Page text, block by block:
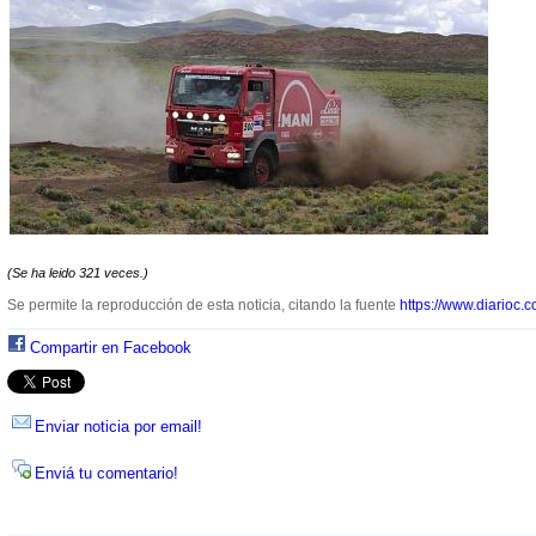
(Se ha leido 321 veces.)
Se permite la reproducción de esta noticia, citando la fuente https://
Compartir en Facebook
Enviar noticia por email!
Enviá tu comentario!